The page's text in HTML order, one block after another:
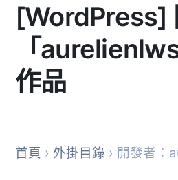
[WordPress]
「
作品
首頁 › 外掛目錄 › 開發者：